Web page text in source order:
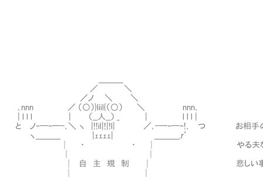
／ ＼
／ノ ＼ ＼
､nnn ／ （○）}liil{（○） ＼ nnn､
| l l l | （__人__） _ | l l l |
と ノ‐─‐─-､＼ ヽ |!!il|!|!l| ／､-─‐─‐!､ つ お相手の少年
ヽ＿＿＿ |ｪｪｪｪ| ＿＿＿,r’
│ ・ ・ │ やる夫ならＡＡも沢
│ 自 主 規 制 │ 悲しい事になってもえ